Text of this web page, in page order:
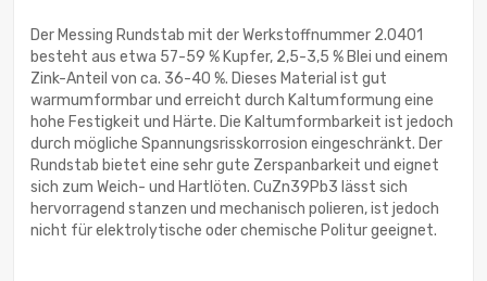
Der Messing Rundstab mit der Werkstoffnummer 2.0401
besteht aus etwa 57-59 % Kupfer, 2,5-3,5 % Blei und einem
Zink-Anteil von ca. 36-40 %. Dieses Material ist gut
warmumformbar und erreicht durch Kaltumformung eine
hohe Festigkeit und Härte. Die Kaltumformbarkeit ist jedoch
durch mögliche Spannungsrisskorrosion eingeschränkt. Der
Rundstab bietet eine sehr gute Zerspanbarkeit und eignet
sich zum Weich- und Hartlöten. CuZn39Pb3 lässt sich
hervorragend stanzen und mechanisch polieren, ist jedoch
nicht für elektrolytische oder chemische Politur geeignet.